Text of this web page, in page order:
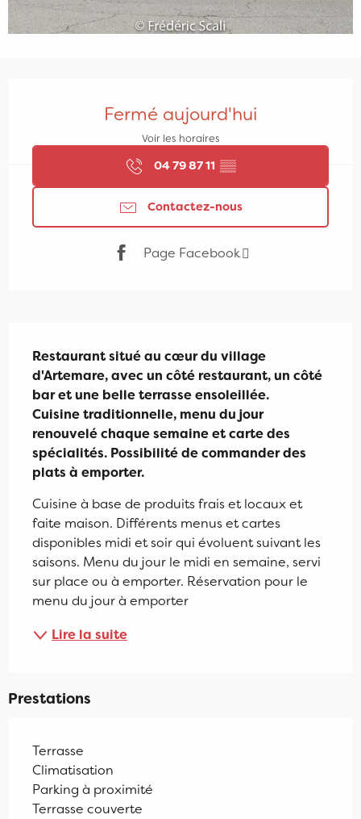
Fermé aujourd'hui
Voir les horaires
04 79 87 11 ▒▒
Contactez-nous
Page Facebook
Restaurant situé au cœur du village
d'Artemare, avec un côté restaurant, un côté
bar et une belle terrasse ensoleillée.
Cuisine traditionnelle, menu du jour
renouvelé chaque semaine et carte des
spécialités. Possibilité de commander des
plats à emporter.
Cuisine à base de produits frais et locaux et
faite maison. Différents menus et cartes
disponibles midi et soir qui évoluent suivant les
saisons. Menu du jour le midi en semaine, servi
sur place ou à emporter. Réservation pour le
menu du jour à emporter
Lire la suite
Prestations
Terrasse
Climatisation
Parking à proximité
Terrasse couverte